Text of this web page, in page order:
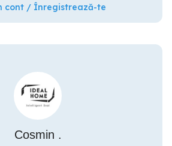
cont / Înregistrează-te
Cosmin .